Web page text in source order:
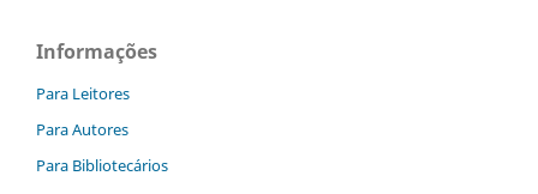
Informações
Para Leitores
Para Autores
Para Bibliotecários